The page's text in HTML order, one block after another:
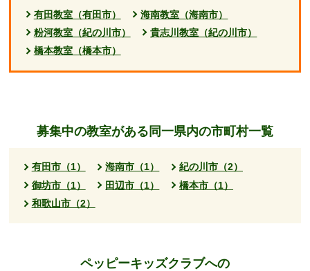
有田教室（有田市）
海南教室（海南市）
粉河教室（紀の川市）
貴志川教室（紀の川市）
橋本教室（橋本市）
募集中の教室がある同一県内の市町村一覧
有田市（1） 海南市（1）
紀の川市（2）
御坊市（1）
田辺市（1）
橋本市（1）
和歌山市（2）
ペッピーキッズクラブへの